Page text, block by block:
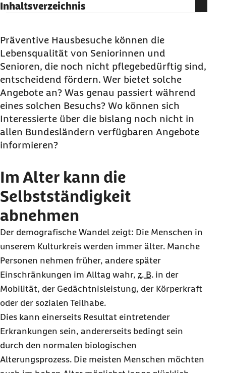
Inhaltsverzeichnis
Selbstständig zu Hause: Angebot für Senioren
Selbstständige Lebensführung im Alter:
Präventive Hausbesuche
Ältere Menschen reagieren positiv auf Beratung
in gewohnter Umgebung
Selbstständigkeit im Alter erhalten: Die Hilfe zur
Selbsthilfe soll kontinuierlich ausgebaut werden
Wer kann zur Selbstständigkeit im Alter helfen?
Präventive Hausbesuche können die
Lebensqualität von Seniorinnen und
Senioren, die noch nicht pflegebedürftig sind,
entscheidend fördern. Wer bietet solche
Angebote an? Was genau passiert während
eines solchen Besuchs? Wo können sich
Interessierte über die bislang noch nicht in
allen Bundesländern verfügbaren Angebote
informieren?
Im Alter kann die
Selbstständigkeit
abnehmen
Der demografische Wandel zeigt: Die Menschen in
unserem Kulturkreis werden immer älter. Manche
Personen nehmen früher, andere später
Einschränkungen im Alltag wahr, z. B. in der
Mobilität, der Gedächtnisleistung, der Körperkraft
oder der sozialen Teilhabe.
Dies kann einerseits Resultat eintretender
Erkrankungen sein, andererseits bedingt sein
durch den normalen biologischen
Alterungsprozess. Die meisten Menschen möchten